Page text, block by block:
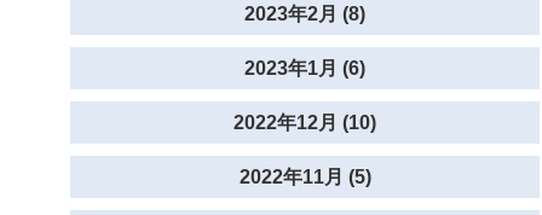
2023年2月 (8)
2023年1月 (6)
2022年12月 (10)
2022年11月 (5)